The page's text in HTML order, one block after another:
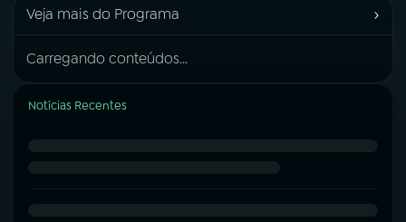
Veja mais do Programa ›
Carregando conteúdos...
Notícias Recentes